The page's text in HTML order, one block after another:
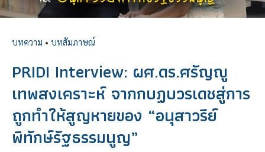
บทความ • บทสัมภาษณ์
PRIDI Interview: ผศ.ดร.ศรัญญู
เทพสงเคราะห์ จากกบฏบวรเดชสู่การ
ถูกทำให้สูญหายของ “อนุสาวรีย์
พิทักษ์รัฐธรรมนูญ”